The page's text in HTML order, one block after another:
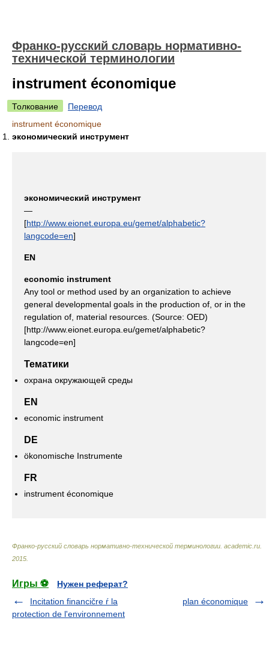
Франко-русский словарь нормативно-
технической терминологии
instrument économique
Толкование
Перевод
instrument économique
экономический инструмент
экономический инструмент
—
[http://www.eionet.europa.eu/gemet/alphabetic?
langcode=en]
EN
economic instrument
Any tool or method used by an organization to achieve
general developmental goals in the production of, or in the
regulation of, material resources. (Source: OED)
[http://www.eionet.europa.eu/gemet/alphabetic?
langcode=en]
Тематики
охрана окружающей среды
EN
economic instrument
DE
ökonomische Instrumente
FR
instrument économique
Франко-русский словарь нормативно-технической терминологии academic.ru
2015
Игры ⚽
Нужен реферат?
Incitation financičre ŕ la
protection de l'environnement
plan économique